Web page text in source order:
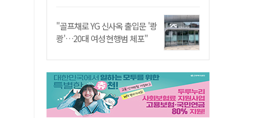
"골프채로 YG 신사옥 출입문 '쾅
쾅'…20대 여성 현행범 체포"